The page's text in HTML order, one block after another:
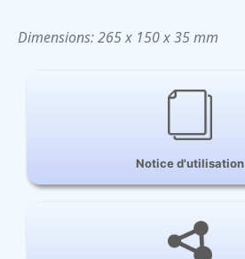
Dimensions: 265 x 150 x 35 mm
Notice d'utilisation